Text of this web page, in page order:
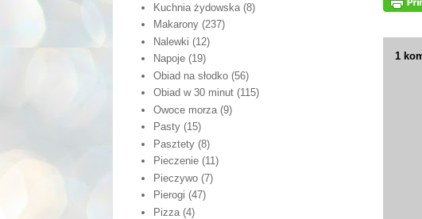
1
Kuchnia żydowska (8)
Makarony (237)
Nalewki (12)
Napoje (19)
Obiad na słodko (56)
Obiad w 30 minut (115)
Owoce morza (9)
Pasty (15)
Pasztety (8)
Pieczenie (11)
Pieczywo (7)
Pierogi (47)
Pizza (4)